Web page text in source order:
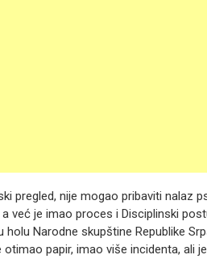
pregled, nije mogao pribaviti nalaz
već je imao proces i Disciplinski
Narodne skupštine Republike
papir, imao više incidenta, ali